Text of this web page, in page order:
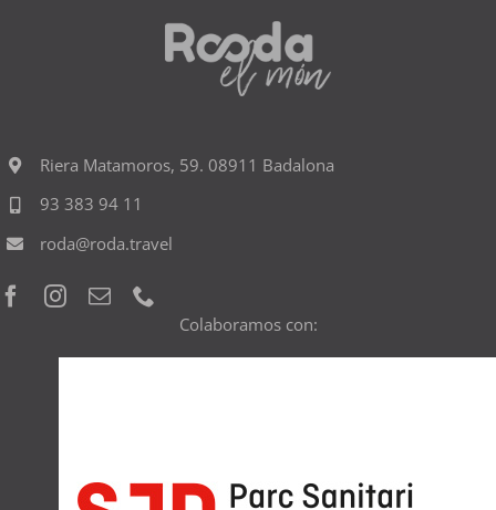
Riera Matamoros, 59. 08911 Badalona
93 383 94 11
roda@roda.travel
Colaboramos con: